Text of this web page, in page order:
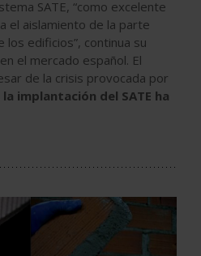
SATE, “como excelente
el aislamiento de la parte
edificios”, continua su
el mercado español. El
de la crisis provocada por
la implantación del SATE ha